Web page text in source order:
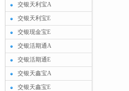
交银天利宝A
交银天利宝E
交银现金宝E
交银活期通A
交银活期通E
交银天鑫宝A
交银天鑫宝E